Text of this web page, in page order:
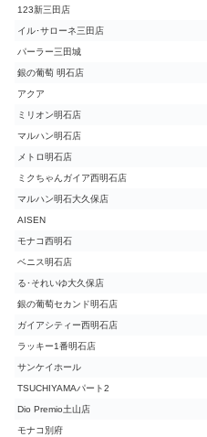
123新三田店
イル･サローネ三田店
パーラー三田城
銀の葡萄 明石店
アクア
ミリオン明石店
マルハン明石店
メトロ明石店
ミクちゃんガイア西明石店
マルハン明石大久保店
AISEN
モナコ西明石
ベニス明石店
る･それいゆ大久保店
銀の葡萄セカンド明石店
ガイアシティー西明石店
ラッキー1番明石店
サンケイホール
TSUCHIYAMAパート2
Dio Premio土山店
モナコ別府